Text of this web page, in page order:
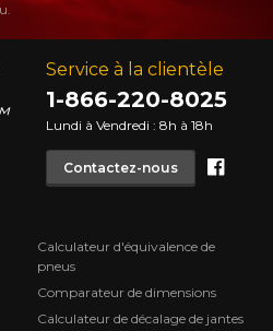
Service à la clientèle
1-866-220-8025
Lundi à Vendredi : 8h à 18h
Contactez-nous
Calculateur d'équivalence de
pneus
Comparateur de dimensions
Calculateur de décalage de jantes